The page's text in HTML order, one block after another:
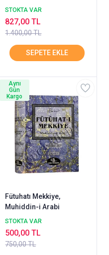
STOKTA VAR
1.400,00 TL
827,00 TL
Fütuhatı Mekkiye,
Muhiddin-i Arabi
STOKTA VAR
750,00 TL
500,00 TL
Aynı
Gün
Kargo